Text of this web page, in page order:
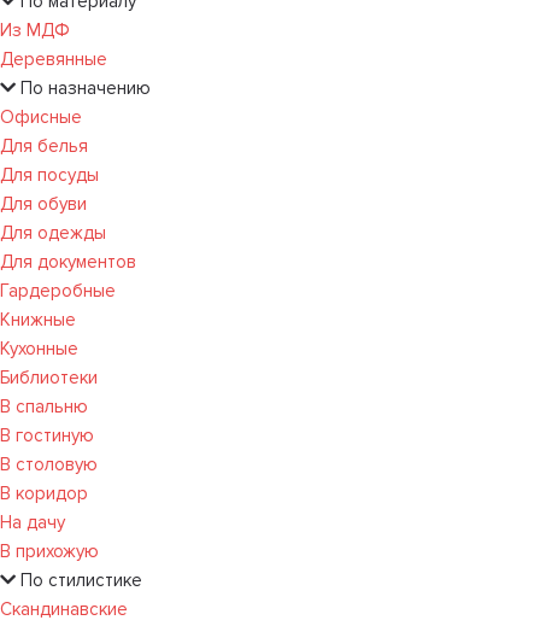
Из МДФ
Деревянные
По назначению
Офисные
Для белья
Для посуды
Для обуви
Для одежды
Для документов
Гардеробные
Книжные
Кухонные
Библиотеки
В спальню
В гостиную
В столовую
В коридор
На дачу
В прихожую
По стилистике
Скандинавские